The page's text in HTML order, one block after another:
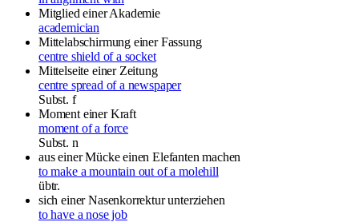
Mitglied einer Akademie
academician
Mittelabschirmung einer Fassung
centre shield of a socket
Mittelseite einer Zeitung
centre spread of a newspaper
Subst. f
Moment einer Kraft
moment of a force
Subst. n
aus einer Mücke einen Elefanten machen
to make a mountain out of a molehill
übtr.
sich einer Nasenkorrektur unterziehen
to have a nose job